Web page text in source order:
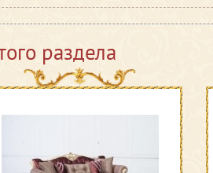
раздела